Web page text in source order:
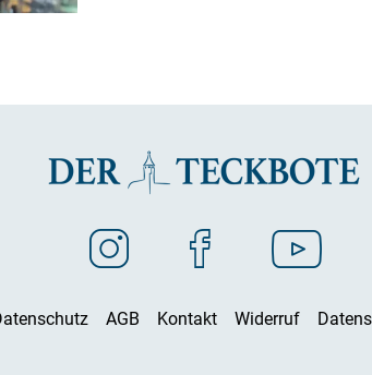
AGB Kontakt Widerruf